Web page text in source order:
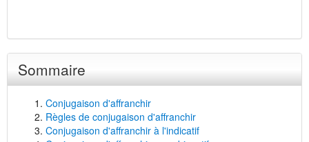
Sommaire
Conjugaison d'affranchir
Règles de conjugaison d'affranchir
Conjugaison d'affranchir à l'indicatif